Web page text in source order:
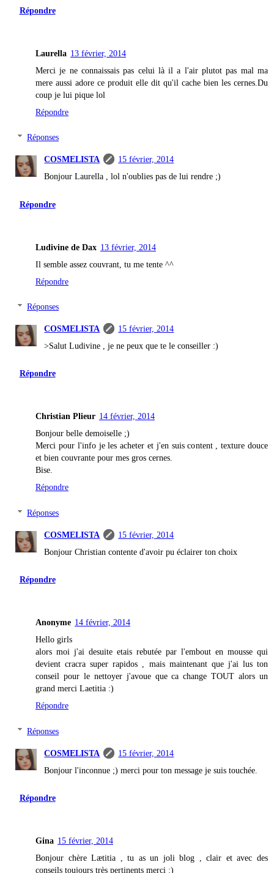
Répondre
Laurella 13 février, 2014
Merci je ne connaissais pas celui là il a l'air plutot pas mal ma
mere aussi adore ce produit elle dit qu'il cache bien les cernes.Du
coup je lui pique lol
Répondre
Réponses
COSMELISTA
15 février, 2014
Bonjour Laurella , lol n'oublies pas de lui rendre ;)
Répondre
Ludivine de Dax 13 février, 2014
Il semble assez couvrant, tu me tente ^^
Répondre
Réponses
COSMELISTA
15 février, 2014
>Salut Ludivine , je ne peux que te le conseiller :)
Répondre
Christian Plieur 14 février, 2014
Bonjour belle demoiselle ;)
Merci pour l'info je les acheter et j'en suis content , texture douce
et bien couvrante pour mes gros cernes.
Bise.
Répondre
Réponses
COSMELISTA
15 février, 2014
Bonjour Christian contente d'avoir pu éclairer ton choix
Répondre
Anonyme 14 février, 2014
Hello girls
alors moi j'ai desuite etais rebutée par l'embout en mousse qui
devient cracra super rapidos , mais maintenant que j'ai lus ton
conseil pour le nettoyer j'avoue que ca change TOUT alors un
grand merci Laetitia :)
Répondre
Réponses
COSMELISTA
15 février, 2014
Bonjour l'inconnue ;) merci pour ton message je suis touchée.
Répondre
Gina 15 février, 2014
Bonjour chère Lætitia , tu as un joli blog , clair et avec des
conseils toujours très pertinents merci :)